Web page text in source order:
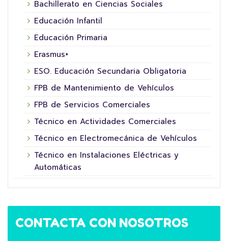
Bachillerato en Ciencias Sociales
Educación Infantil
Educación Primaria
Erasmus+
ESO. Educación Secundaria Obligatoria
FPB de Mantenimiento de Vehículos
FPB de Servicios Comerciales
Técnico en Actividades Comerciales
Técnico en Electromecánica de Vehículos
Técnico en Instalaciones Eléctricas y
Automáticas
CONTACTA CON NOSOTROS